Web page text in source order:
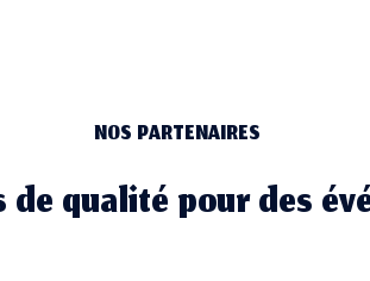
NOS PARTENAIRES
qualité pour des